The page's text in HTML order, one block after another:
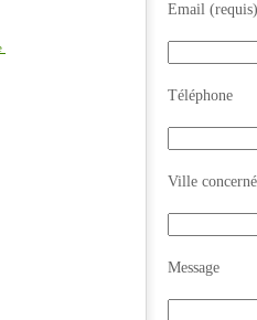
Email (requis)
Téléphone
Ville
Message